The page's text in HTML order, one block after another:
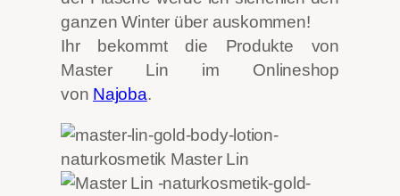
ganzen Winter über auskommen!
Ihr bekommt die Produkte von
Master Lin im Onlineshop
von Najoba.